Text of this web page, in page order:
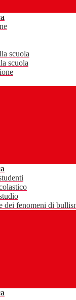
scuola
scuola
dei fenomeni di